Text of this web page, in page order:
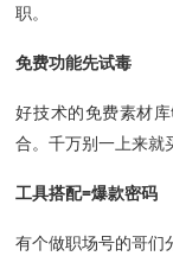
职。
免费功能先试毒
好技术的免费素材
合。千万别一上来就
工具搭配=爆款密码
有个做职场号的哥们